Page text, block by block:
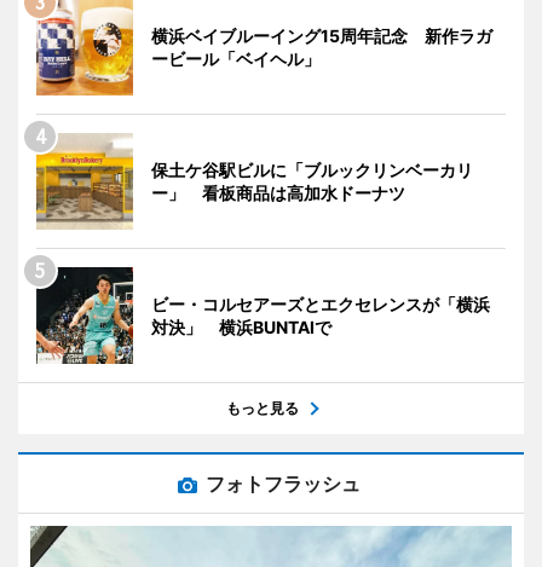
横浜ベイブルーイング15周年記念 新作ラガ
ービール「ベイヘル」
保土ケ谷駅ビルに「ブルックリンベーカリ
ー」 看板商品は高加水ドーナツ
ビー・コルセアーズとエクセレンスが「横浜
対決」 横浜BUNTAIで
もっと見る
フォトフラッシュ